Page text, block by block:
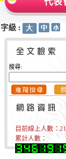
代表
字級 :
搜尋:
目前線上人數： 21
累計人數：